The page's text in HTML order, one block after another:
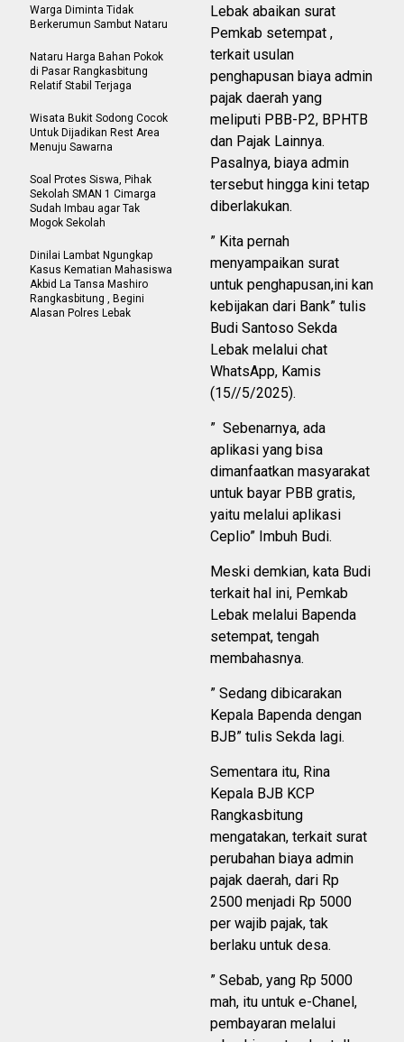
Lebak abaikan surat
Pemkab setempat ,
terkait usulan
penghapusan biaya admin
pajak daerah yang
meliputi PBB-P2, BPHTB
dan Pajak Lainnya.
Pasalnya, biaya admin
tersebut hingga kini tetap
diberlakukan.
” Kita pernah
menyampaikan surat
untuk penghapusan,ini kan
kebijakan dari Bank” tulis
Budi Santoso Sekda
Lebak melalui chat
WhatsApp, Kamis
(15//5/2025).
” Sebenarnya, ada
aplikasi yang bisa
dimanfaatkan masyarakat
untuk bayar PBB gratis,
yaitu melalui aplikasi
Ceplio” Imbuh Budi.
Meski demkian, kata Budi
terkait hal ini, Pemkab
Lebak melalui Bapenda
setempat, tengah
membahasnya.
” Sedang dibicarakan
Kepala Bapenda dengan
BJB” tulis Sekda lagi.
Sementara itu, Rina
Kepala BJB KCP
Rangkasbitung
mengatakan, terkait surat
perubahan biaya admin
pajak daerah, dari Rp
2500 menjadi Rp 5000
per wajib pajak, tak
berlaku untuk desa.
” Sebab, yang Rp 5000
mah, itu untuk e-Chanel,
pembayaran melalui
Warga Diminta Tidak
Berkerumun Sambut Nataru
Nataru Harga Bahan Pokok
di Pasar Rangkasbitung
Relatif Stabil Terjaga
Wisata Bukit Sodong Cocok
Untuk Dijadikan Rest Area
Menuju Sawarna
Soal Protes Siswa, Pihak
Sekolah SMAN 1 Cimarga
Sudah Imbau agar Tak
Mogok Sekolah
Dinilai Lambat Ngungkap
Kasus Kematian Mahasiswa
Akbid La Tansa Mashiro
Rangkasbitung , Begini
Alasan Polres Lebak